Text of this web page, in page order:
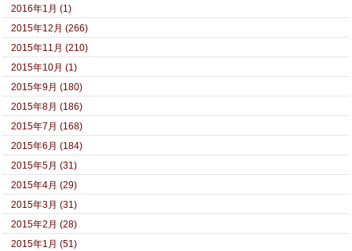
2016年1月 (1)
2015年12月 (266)
2015年11月 (210)
2015年10月 (1)
2015年9月 (180)
2015年8月 (186)
2015年7月 (168)
2015年6月 (184)
2015年5月 (31)
2015年4月 (29)
2015年3月 (31)
2015年2月 (28)
2015年1月 (51)